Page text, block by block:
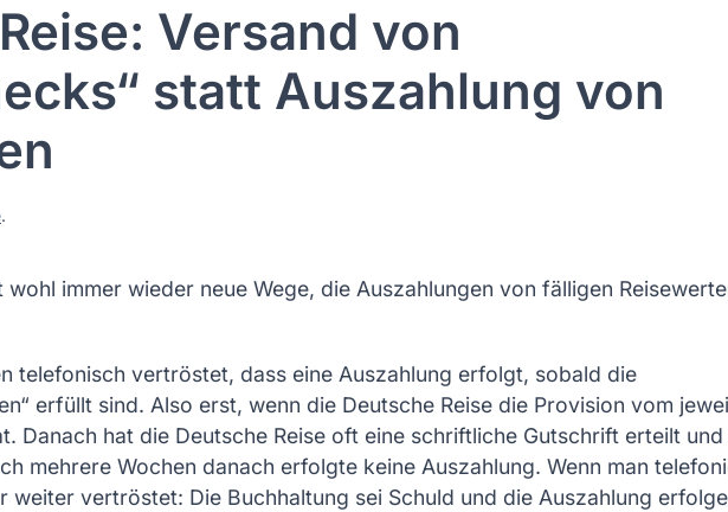
Versand von
statt Auszahlung von
.
wohl immer wieder neue Wege, die Auszahlungen von fälligen
telefonisch vertröstet, dass eine Auszahlung erfolgt, sobald die
erfüllt sind. Also erst, wenn die Deutsche Reise die Provision vom
Danach hat die Deutsche Reise oft eine schriftliche Gutschrift erteilt und
mehrere Wochen danach erfolgte keine Auszahlung. Wenn man
weiter vertröstet: Die Buchhaltung sei Schuld und die Auszahlung